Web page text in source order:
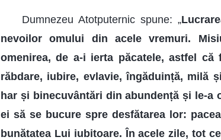
Dumnezeu Atotputernic spune: „
nevoilor omului din acele vremuri.
omenirea, de a-i ierta păcatele, astfel
răbdare, iubire, evlavie, îngăduință, milă
har și binecuvântări din abundență și le-
ei să se bucure spre desfătarea lor:
bunătatea Lui iubitoare. În acele zile, tot